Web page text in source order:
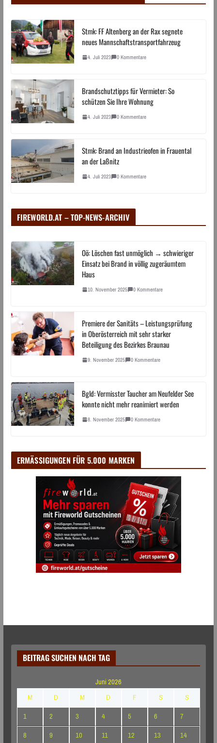
Stmk: FF Altenberg an der Rax segnete
neues Mannschaftstransportfahrzeug
4. Juli 2023 0 Kommentare
Brandschutztipps für Vermieter: So
schützen Sie Ihre Wohnung
4. Juli 2023 0 Kommentare
Stmk: Brand an Industrieofen in Frauental
an der Laßnitz
4. Juli 2023 0 Kommentare
FIREWORLD.AT – TOP-NEWS-ARCHIV
Oö: Löschen fast unmöglich → schwieriger
Einsatz bei Brand in völlig zugeräumtem
Haus
10. November 2025 0 Kommentare
Premiere der Sanitäts – Leistungsprüfung
in Oberösterreich mit sehr starker
Beteiligung des Bezirkes Braunau
9. November 2025 0 Kommentare
Bgld: Vermisster Taucher am Neufelder See
konnte nicht mehr reanimiert werden
8. November 2025 0 Kommentare
ERMÄSSIGUNGEN FÜR 5.000 MARKEN
BEITRAG SUCHEN NACH TAG
Juni 2026
M
D M D F S
S
1
2 3 4 5 6
7
8
9 10 11 12 13
14